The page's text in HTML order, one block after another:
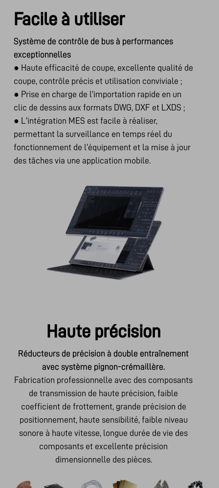
Facile à utiliser
Système de contrôle de bus à performances
exceptionnelles
● Haute efficacité de coupe, excellente qualité de
coupe, contrôle précis et utilisation conviviale ;
● Prise en charge de l'importation rapide en un
clic de dessins aux formats DWG, DXF et LXDS ;
● L'intégration MES est facile à réaliser,
permettant la surveillance en temps réel du
fonctionnement de l'équipement et la mise à jour
des tâches via une application mobile.
Haute précision
Réducteurs de précision à double entraînement
avec système pignon-crémaillère.
Fabrication professionnelle avec des composants
de transmission de haute précision, faible
coefficient de frottement, grande précision de
positionnement, haute sensibilité, faible niveau
sonore à haute vitesse, longue durée de vie des
composants et excellente précision
dimensionnelle des pièces.